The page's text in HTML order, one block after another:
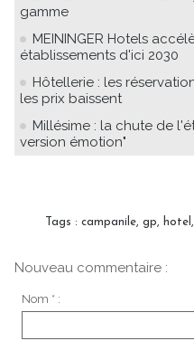
gamme
MEININGER Hotels
établissements d'ici 2030
Hôtellerie : les
les prix baissent
Millésime : la chute de
version émotion"
Tags : campanile gp hotel
Nouveau commentaire :
Nom * :